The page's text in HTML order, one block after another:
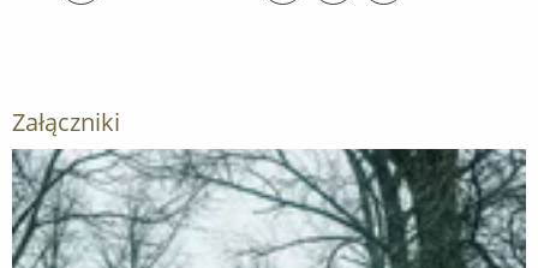
Załączniki
Otwórz załącznik #SilneWparcie w rejonie przygranicznym